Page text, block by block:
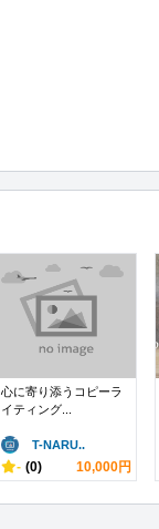
心に寄り添うコピーラ
イティング...
T-NARU..
- (0) 10,000円